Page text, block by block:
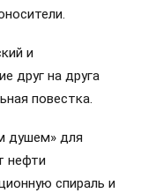
и
друг на друга
повестка.
душем» для
нефти
спираль и